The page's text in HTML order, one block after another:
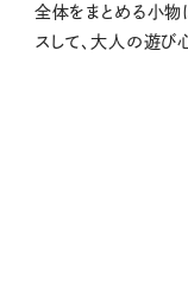
全体をまとめる小物
スして、大人の遊び